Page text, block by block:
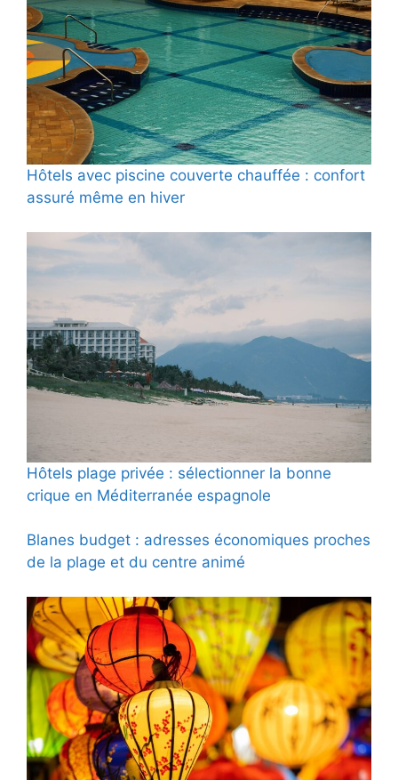
Hôtels avec piscine couverte chauffée : confort
assuré même en hiver
Hôtels plage privée : sélectionner la bonne
crique en Méditerranée espagnole
Blanes budget : adresses économiques proches
de la plage et du centre animé